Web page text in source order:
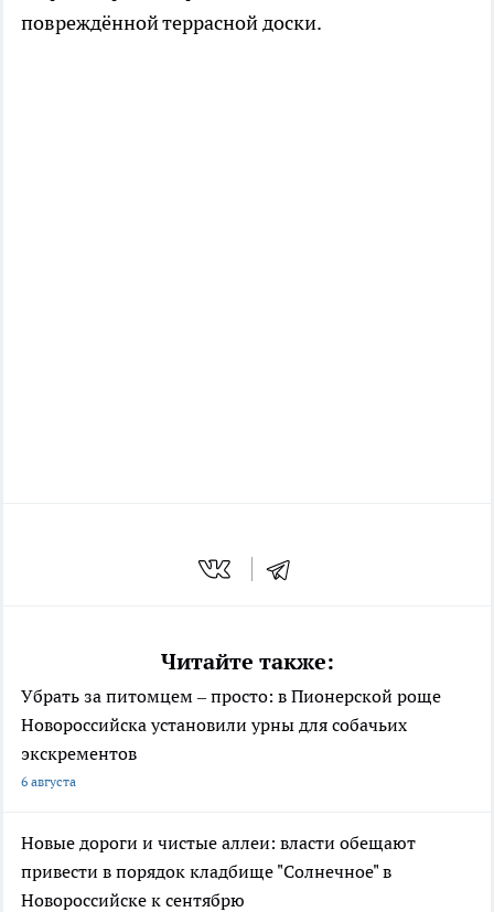
повреждённой террасной доски.
Читайте также:
Убрать за питомцем – просто: в Пионерской роще
Новороссийска установили урны для собачьих
экскрементов
6 августа
Новые дороги и чистые аллеи: власти обещают
привести в порядок кладбище "Солнечное" в
Новороссийске к сентябрю